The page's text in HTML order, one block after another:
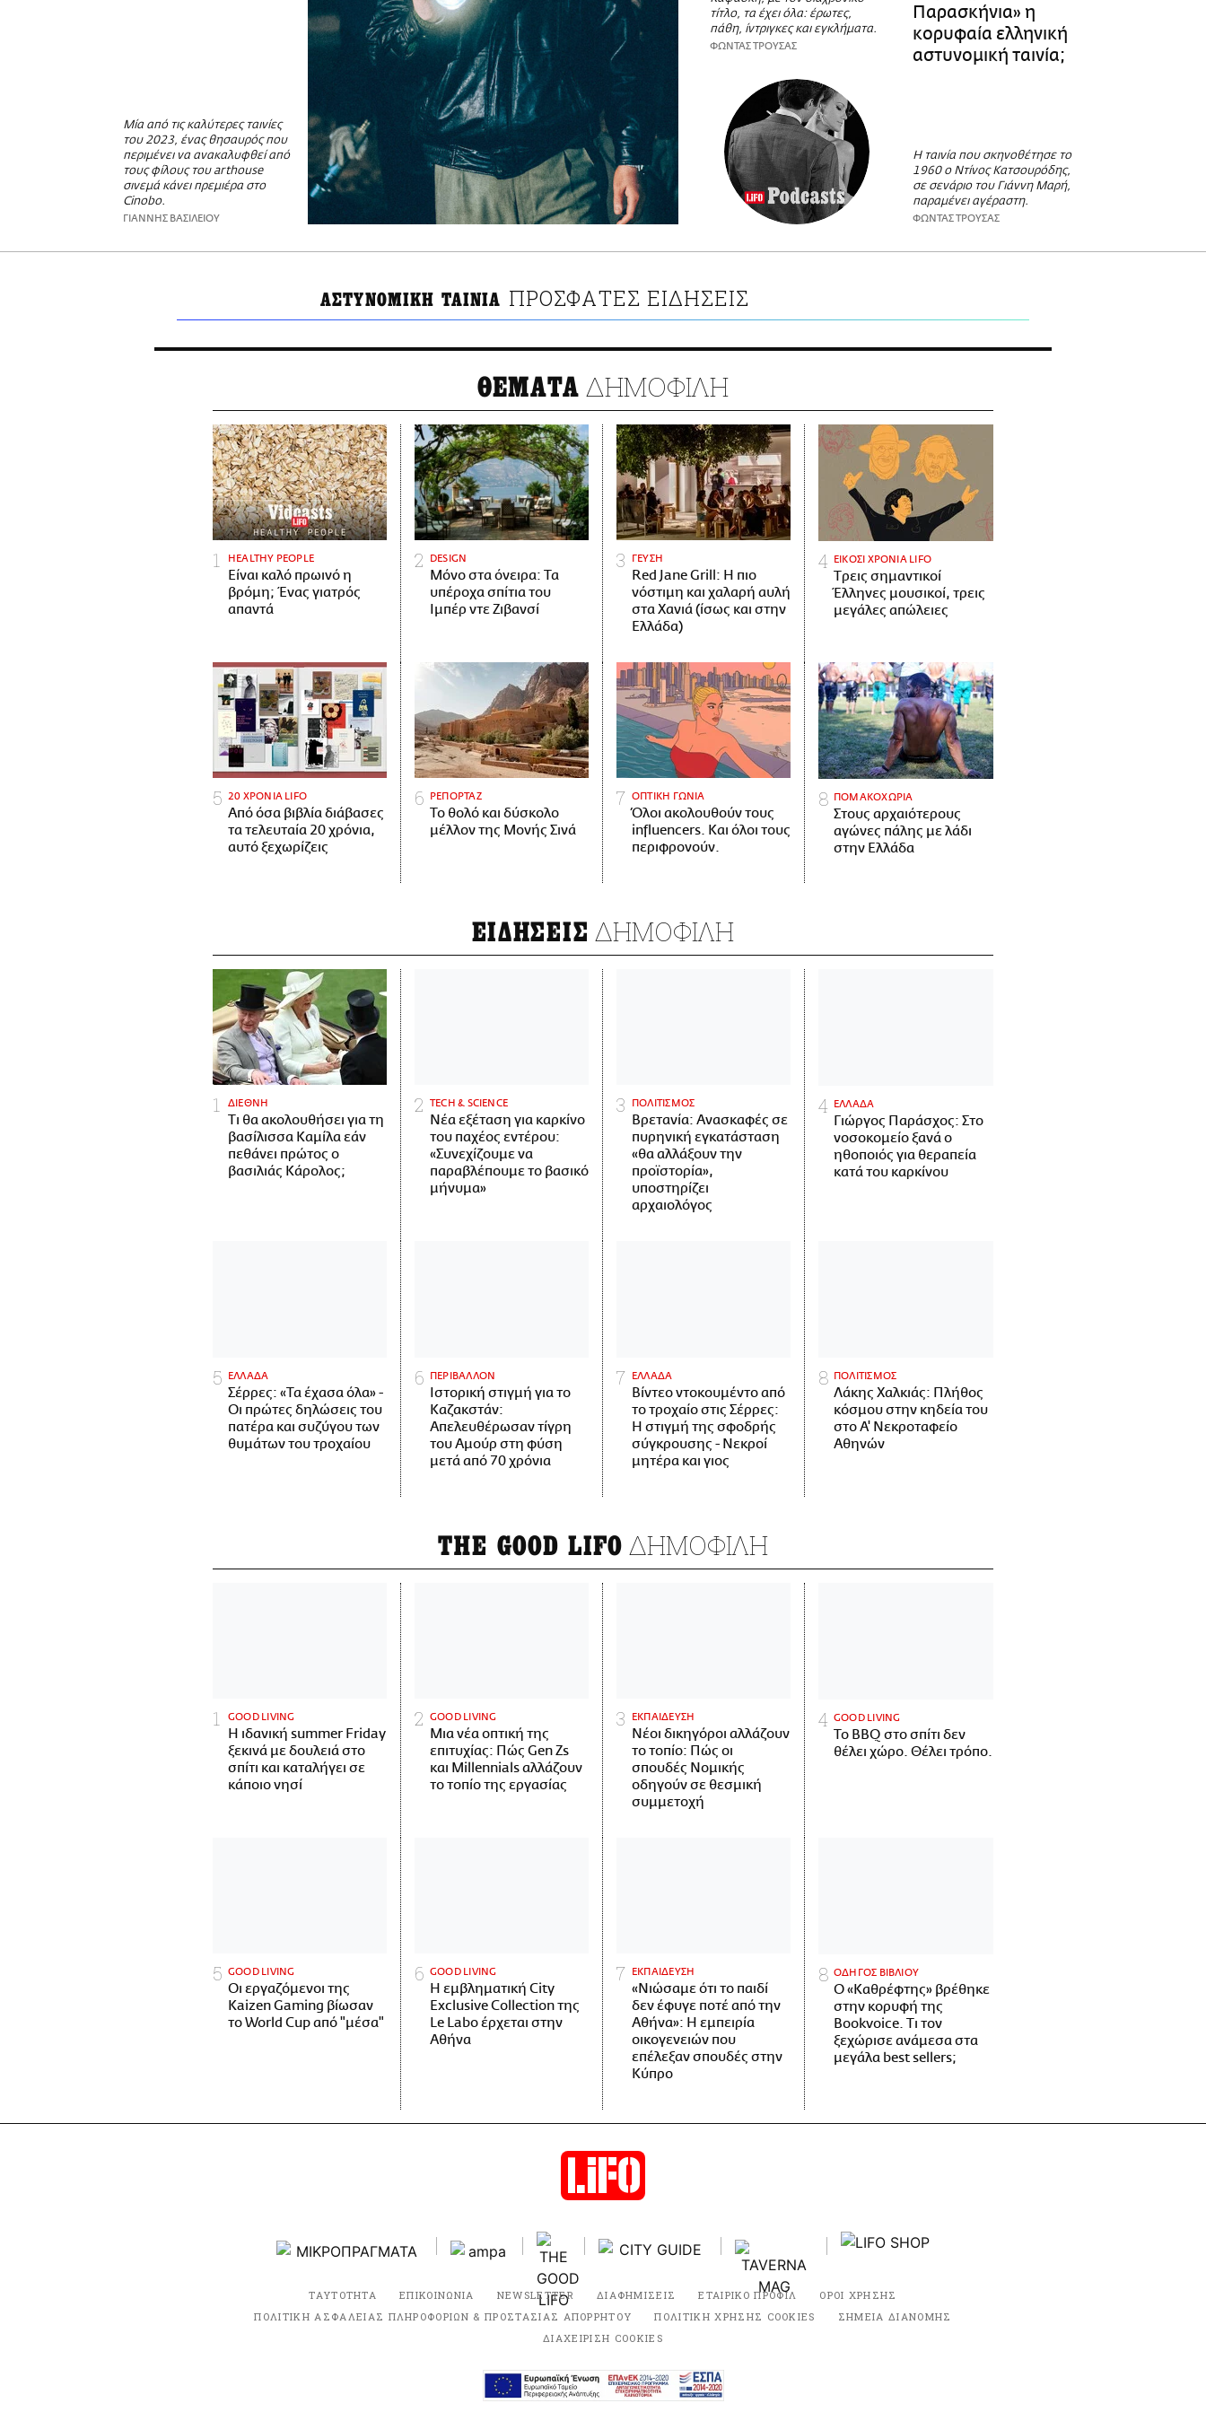
Μία από τις καλύτερες ταινίες
του 2023, ένας θησαυρός που
περιμένει να ανακαλυφθεί από
τους φίλους του arthouse
σινεμά κάνει πρεμιέρα στο
Cinobo.
ΓΙΑΝΝΗΣ ΒΑΣΙΛΕΙΟΥ
τίτλο, τα έχει όλα: έρωτες,
πάθη, ίντριγκες και εγκλήματα.
ΦΩΝΤΑΣ ΤΡΟΥΣΑΣ
Παρασκήνια» η
κορυφαία ελληνική
αστυνομική ταινία;
Η ταινία που σκηνοθέτησε το
1960 ο Ντίνος Κατσουρόδης,
σε σενάριο του Γιάννη Μαρή,
παραμένει αγέραστη.
ΦΩΝΤΑΣ ΤΡΟΥΣΑΣ
ΑΣΤΥΝΟΜΙΚΗ ΤΑΙΝΙΑ ΠΡΟΣΦΑΤΕΣ ΕΙΔΗΣΕΙΣ
ΘΕΜΑΤΑ ΔΗΜΟΦΙΛΗ
HEALTHY PEOPLE
Είναι καλό πρωινό η
βρόμη; Ένας γιατρός
απαντά
DESIGN
Μόνο στα όνειρα: Τα
υπέροχα σπίτια του
Ιμπέρ ντε Ζιβανσί
ΓΕΥΣΗ
Red Jane Grill: Η πιο
νόστιμη και χαλαρή αυλή
στα Χανιά (ίσως και στην
Ελλάδα)
ΕΙΚΟΣΙ ΧΡΟΝΙΑ LIFO
Tρεις σημαντικοί
Έλληνες μουσικοί, τρεις
μεγάλες απώλειες
20 ΧΡΟΝΙΑ LIFO
Από όσα βιβλία διάβασες
τα τελευταία 20 χρόνια,
αυτό ξεχωρίζεις
ΡΕΠΟΡΤΑΖ
Το θολό και δύσκολο
μέλλον της Μονής Σινά
ΟΠΤΙΚΗ ΓΩΝΙΑ
Όλοι ακολουθούν τους
influencers. Και όλοι τους
περιφρονούν.
ΠΟΜΑΚΟΧΩΡΙΑ
Στους αρχαιότερους
αγώνες πάλης με λάδι
στην Ελλάδα
ΕΙΔΗΣΕΙΣ ΔΗΜΟΦΙΛΗ
ΔΙΕΘΝΗ
Τι θα ακολουθήσει για τη
βασίλισσα Καμίλα εάν
πεθάνει πρώτος ο
βασιλιάς Κάρολος;
ΤECH & SCIENCE
Νέα εξέταση για καρκίνο
του παχέος εντέρου:
«Συνεχίζουμε να
παραβλέπουμε το βασικό
μήνυμα»
ΠΟΛΙΤΙΣΜΟΣ
Βρετανία: Ανασκαφές σε
πυρηνική εγκατάσταση
«θα αλλάξουν την
προϊστορία»,
υποστηρίζει
αρχαιολόγος
ΕΛΛΑΔΑ
Γιώργος Παράσχος: Στο
νοσοκομείο ξανά ο
ηθοποιός για θεραπεία
κατά του καρκίνου
ΕΛΛΑΔΑ
Σέρρες: «Τα έχασα όλα» -
Οι πρώτες δηλώσεις του
πατέρα και συζύγου των
θυμάτων του τροχαίου
ΠΕΡΙΒΑΛΛΟΝ
Ιστορική στιγμή για το
Καζακστάν:
Απελευθέρωσαν τίγρη
του Αμούρ στη φύση
μετά από 70 χρόνια
ΕΛΛΑΔΑ
Βίντεο ντοκουμέντο από
το τροχαίο στις Σέρρες:
Η στιγμή της σφοδρής
σύγκρουσης - Νεκροί
μητέρα και γιος
ΠΟΛΙΤΙΣΜΟΣ
Λάκης Χαλκιάς: Πλήθος
κόσμου στην κηδεία του
στο Α' Νεκροταφείο
Αθηνών
THE GOOD LIFO ΔΗΜΟΦΙΛΗ
GOOD LIVING
Η ιδανική summer Friday
ξεκινά με δουλειά στο
σπίτι και καταλήγει σε
κάποιο νησί
GOOD LIVING
Μια νέα οπτική της
επιτυχίας: Πώς Gen Zs
και Millennials αλλάζουν
το τοπίο της εργασίας
ΕΚΠΑΙΔΕΥΣΗ
Νέοι δικηγόροι αλλάζουν
το τοπίο: Πώς οι
σπουδές Νομικής
οδηγούν σε θεσμική
συμμετοχή
GOOD LIVING
Το BBQ στο σπίτι δεν
θέλει χώρο. Θέλει τρόπο.
GOOD LIVING
Οι εργαζόμενοι της
Kaizen Gaming βίωσαν
το World Cup από "μέσα"
GOOD LIVING
Η εμβληματική City
Exclusive Collection της
Le Labo έρχεται στην
Αθήνα
ΕΚΠΑΙΔΕΥΣΗ
«Νιώσαμε ότι το παιδί
δεν έφυγε ποτέ από την
Αθήνα»: Η εμπειρία
οικογενειών που
επέλεξαν σπουδές στην
Κύπρο
ΟΔΗΓΟΣ ΒΙΒΛΙΟΥ
Ο «Καθρέφτης» βρέθηκε
στην κορυφή της
Bookvoice. Τι τον
ξεχώρισε ανάμεσα στα
μεγάλα best sellers;
ΤΑΥΤΟΤΗΤΑ ΕΠΙΚΟΙΝΩΝΙΑ NEWSLETTER ΔΙΑΦΗΜΙΣΕΙΣ ΕΤΑΙΡΙΚΟ ΠΡΟΦΙΛ
ΟΡΟΙ ΧΡΗΣΗΣ
ΠΟΛΙΤΙΚΗ ΑΣΦΑΛΕΙΑΣ ΠΛΗΡΟΦΟΡΙΩΝ & ΠΡΟΣΤΑΣΙΑΣ ΑΠΟΡΡΗΤΟΥ
ΠΟΛΙΤΙΚΗ ΧΡΗΣΗΣ COOKIES
ΣΗΜΕΙΑ ΔΙΑΝΟΜΗΣ
ΔΙΑΧΕΙΡΙΣΗ COOKIES